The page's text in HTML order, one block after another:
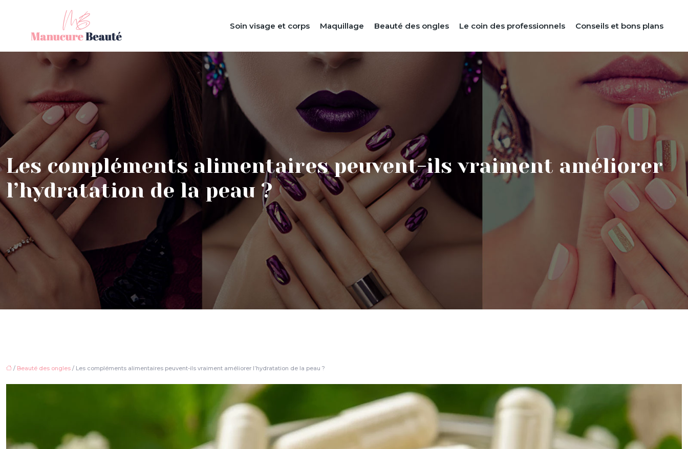
Soin visage et corps Maquillage Beauté des ongles Le coin des professionnels Conseils et bons plans
Les compléments alimentaires peuvent-ils vraiment améliorer
l’hydratation de la peau ?
/ Beauté des ongles / Les compléments alimentaires peuvent-ils vraiment améliorer l’hydratation de la peau ?